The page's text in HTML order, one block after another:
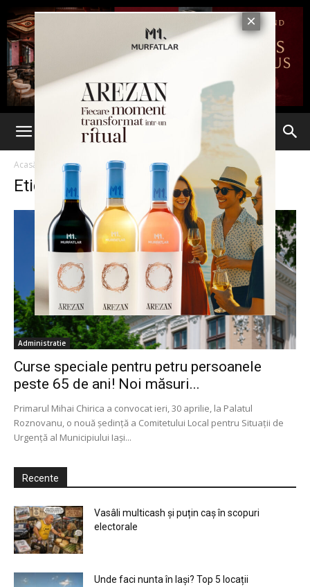
Acasă Etichete Fara gratare
Etichetă: fara gratare
Administratie
Curse speciale pentru petru persoanele
peste 65 de ani! Noi măsuri...
Primarul Mihai Chirica a convocat ieri, 30 aprilie, la Palatul
Roznovanu, o nouă ședință a Comitetului Local pentru Situații de
Urgență al Municipiului Iași...
Recente
Vasâli multicash și puțin caș în scopuri
electorale
Unde faci nunta în Iași? Top 5 locații